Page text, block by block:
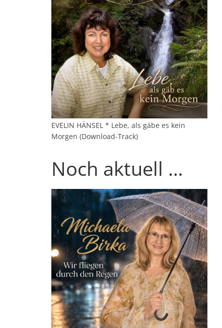
EVELIN HÄNSEL * Lebe, als gäbe es kein
Morgen (Download-Track)
Noch aktuell …